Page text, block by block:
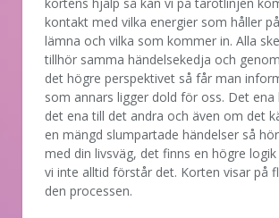
kontakt med vilka energier som håller
lämna och vilka som kommer in. Alla
tillhör samma händelsekedja och
det högre perspektivet så får man
som annars ligger dold för oss. Det ena
det ena till det andra och även om det
en mängd slumpartade händelser så
med din livsväg, det finns en högre
vi inte alltid förstår det. Korten visar på
den processen.